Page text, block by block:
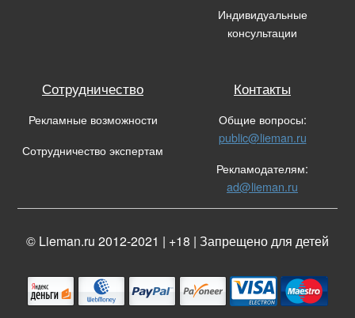
Индивидуальные
консультации
Сотрудничество
Рекламные возможности
Сотрудничество экспертам
Контакты
Общие вопросы:
public@lieman.ru
Рекламодателям:
ad@lieman.ru
© Lieman.ru 2012-2021 | +18 | Запрещено для детей